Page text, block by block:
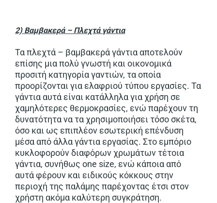
2) Βαμβακερά – Πλεχτά γάντια
Τα πλεχτά – βαμβακερά γάντια αποτελούν
επίσης μια πολύ γνωστή και οικονομικά
προσιτή κατηγορία γαντιών, τα οποία
προορίζονται για ελαφριού τύπου εργασίες. Τα
γάντια αυτά είναι κατάλληλα για χρήση σε
χαμηλότερες θερμοκρασίες, ενώ παρέχουν τη
δυνατότητα να τα χρησιμοποιήσει τόσο σκέτα,
όσο και ως επιπλέον εσωτερική επένδυση
μέσα από άλλα γάντια εργασίας. Στο εμπόριο
κυκλοφορούν διαφόρων χρωμάτων τέτοια
γάντια, συνήθως one size, ενώ κάποια από
αυτά φέρουν και ειδικούς κόκκους στην
περιοχή της παλάμης παρέχοντας έτσι στον
χρήστη ακόμα καλύτερη συγκράτηση.